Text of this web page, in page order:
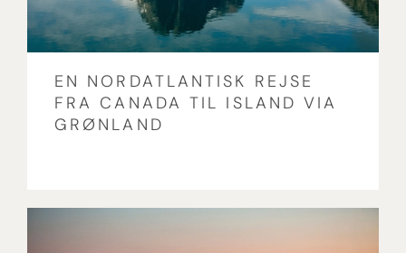
EN NORDATLANTISK REJSE
FRA CANADA TIL ISLAND VIA
GRØNLAND